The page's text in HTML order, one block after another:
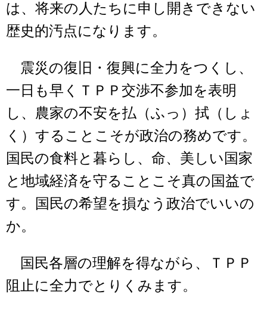
は、将来の人たちに申し開きできない
歴史的汚点になります。
震災の復旧・復興に全力をつくし、
一日も早くＴＰＰ交渉不参加を表明
し、農家の不安を払（ふっ）拭（しょ
く）することこそが政治の務めです。
国民の食料と暮らし、命、美しい国家
と地域経済を守ることこそ真の国益で
す。国民の希望を損なう政治でいいの
か。
国民各層の理解を得ながら、ＴＰＰ
阻止に全力でとりくみます。